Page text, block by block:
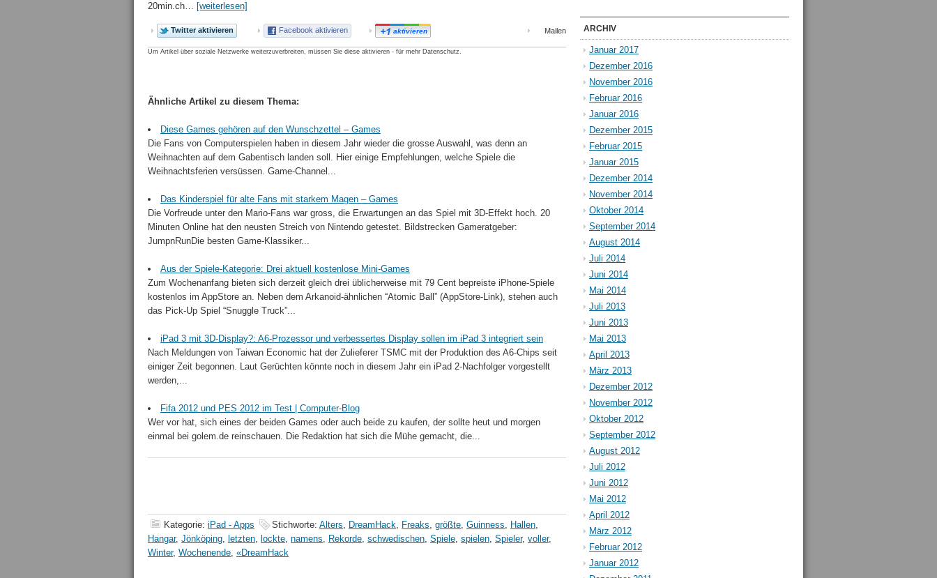
20min.ch… [weiterlesen]
Twitter aktivieren Facebook aktivieren aktivieren Mailen
Um Artikel über soziale Netzwerke weiterzuverbreiten, müssen Sie diese aktivieren - für mehr Datenschutz.
Ähnliche Artikel zu diesem Thema:
Diese Games gehören auf den Wunschzettel – Games
Die Fans von Computerspielen haben in diesem Jahr wieder die grosse Auswahl, was denn an
Weihnachten auf dem Gabentisch landen soll. Hier einige Empfehlungen, welche Spiele die
Weihnachtsferien versüssen. Game-Channel...
Das Kinderspiel für alte Fans mit starkem Magen – Games
Die Vorfreude unter den Mario-Fans war gross, die Erwartungen an das Spiel mit 3D-Effekt hoch. 20
Minuten Online hat den neusten Streich von Nintendo getestet. Bildstrecken Gameratgeber:
JumpnRunDie besten Game-Klassiker...
Aus der Spiele-Kategorie: Drei aktuell kostenlose Mini-Games
Zum Wochenanfang bieten sich derzeit gleich drei üblicherweise mit 79 Cent bepreiste iPhone-Spiele
kostenlos im AppStore an. Neben dem Arkanoid-ähnlichen “Atomic Ball” (AppStore-Link), stehen auch
das Pick-Up Spiel “Snuggle Truck”...
iPad 3 mit 3D-Display?: A6-Prozessor und verbessertes Display sollen im iPad 3 integriert sein
Nach Meldungen von Taiwan Economic hat der Zulieferer TSMC mit der Produktion des A6-Chips seit
einiger Zeit begonnen. Laut Gerüchten könnte noch in diesem Jahr ein iPad 2-Nachfolger vorgestellt
werden,...
Fifa 2012 und PES 2012 im Test | Computer-Blog
Wer vor hat, sich eines der beiden Games oder auch beide zu kaufen, der sollte heut und morgen
einmal bei golem.de reinschauen. Die Redaktion hat sich die Mühe gemacht, die...
Kategorie: iPad - Apps Stichworte: Alters, DreamHack, Freaks, größte, Guinness, Hallen,
Hangar, Jönköping, letzten, lockte, namens, Rekorde, schwedischen, Spiele, spielen, Spieler, voller,
Winter, Wochenende, «DreamHack
ARCHIV
Januar 2017
Dezember 2016
November 2016
Februar 2016
Januar 2016
Dezember 2015
Februar 2015
Januar 2015
Dezember 2014
November 2014
Oktober 2014
September 2014
August 2014
Juli 2014
Juni 2014
Mai 2014
Juli 2013
Juni 2013
Mai 2013
April 2013
März 2013
Dezember 2012
November 2012
Oktober 2012
September 2012
August 2012
Juli 2012
Juni 2012
Mai 2012
April 2012
März 2012
Februar 2012
Januar 2012